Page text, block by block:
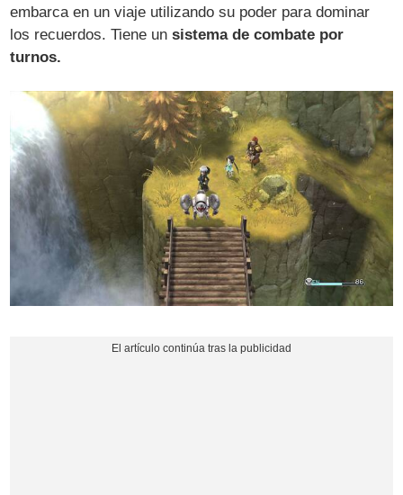
embarca en un viaje utilizando su poder para dominar
los recuerdos. Tiene unsistema de combate por
turnos.